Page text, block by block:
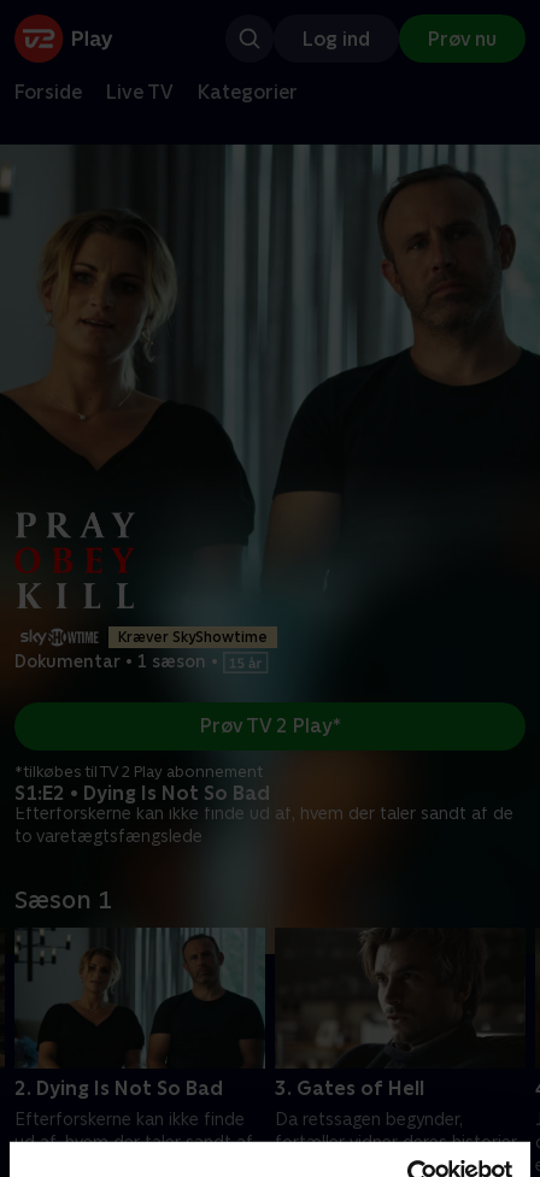
Log ind Prøv nu
Forside Live TV Kategorier
Kræver SkyShowtime
Dokumentar • 1 sæson •
S1:E2 • Dying Is Not So Bad
Efterforskerne kan ikke finde ud af, hvem der taler sandt af de
to varetægtsfængslede
Prøv TV 2 Play*
*tilkøbes til TV 2 Play abonnement
Sæson 1
2. Dying Is Not So Bad
Efterforskerne kan ikke finde
ud af, hvem der taler sandt af
3. Gates of Hell
Da retssagen begynder,
fortæller vidner deres historier
om præsten og barnepigen